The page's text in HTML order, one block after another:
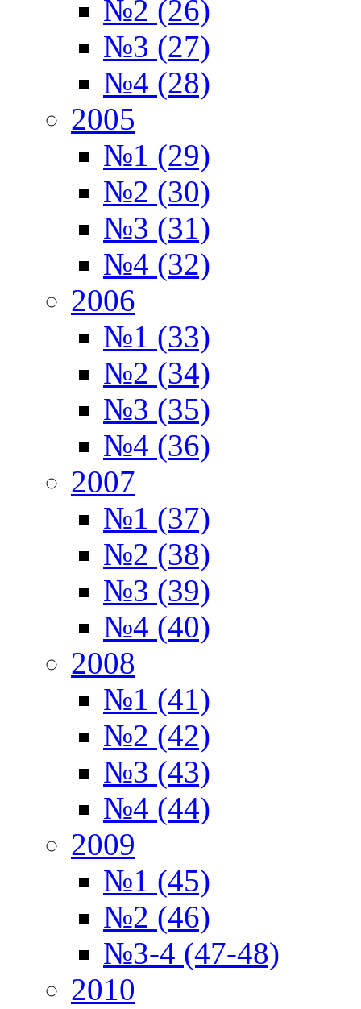
№2 (26)
№3 (27)
№4 (28)
2005
№1 (29)
№2 (30)
№3 (31)
№4 (32)
2006
№1 (33)
№2 (34)
№3 (35)
№4 (36)
2007
№1 (37)
№2 (38)
№3 (39)
№4 (40)
2008
№1 (41)
№2 (42)
№3 (43)
№4 (44)
2009
№1 (45)
№2 (46)
№3-4 (47-48)
2010